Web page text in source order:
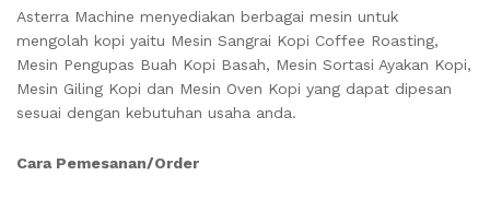
Asterra Machine menyediakan berbagai mesin untuk
mengolah kopi yaitu Mesin Sangrai Kopi Coffee Roasting,
Mesin Pengupas Buah Kopi Basah, Mesin Sortasi Ayakan Kopi,
Mesin Giling Kopi dan Mesin Oven Kopi yang dapat dipesan
sesuai dengan kebutuhan usaha anda.
Cara Pemesanan/Order